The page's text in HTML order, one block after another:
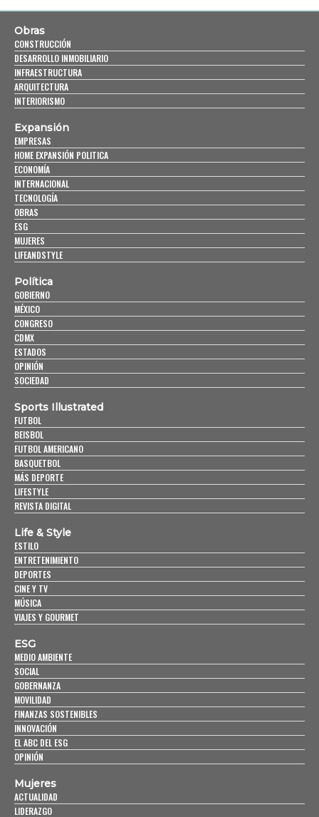
Obras
CONSTRUCCIÓN
DESARROLLO INMOBILIARIO
INFRAESTRUCTURA
ARQUITECTURA
INTERIORISMO
Expansión
EMPRESAS
HOME EXPANSIÓN POLITICA
ECONOMÍA
INTERNACIONAL
TECNOLOGÍA
OBRAS
ESG
MUJERES
LIFEANDSTYLE
Política
GOBIERNO
MÉXICO
CONGRESO
CDMX
ESTADOS
OPINIÓN
SOCIEDAD
Sports Illustrated
FUTBOL
BEISBOL
FUTBOL AMERICANO
BASQUETBOL
MÁS DEPORTE
LIFESTYLE
REVISTA DIGITAL
Life & Style
ESTILO
ENTRETENIMIENTO
DEPORTES
CINE Y TV
MÚSICA
VIAJES Y GOURMET
ESG
MEDIO AMBIENTE
SOCIAL
GOBERNANZA
MOVILIDAD
FINANZAS SOSTENIBLES
INNOVACIÓN
EL ABC DEL ESG
OPINIÓN
Mujeres
ACTUALIDAD
LIDERAZGO